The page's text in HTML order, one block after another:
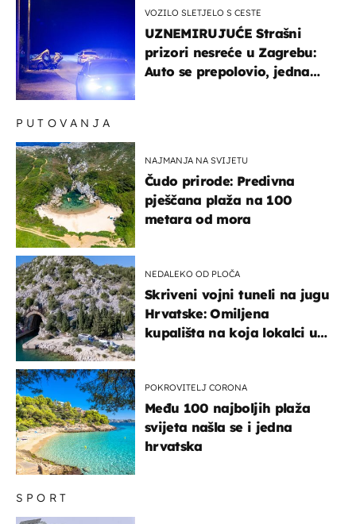
VOZILO SLETJELO S CESTE
UZNEMIRUJUĆE Strašni
prizori nesreće u Zagrebu:
Auto se prepolovio, jedna
SPORT
PUTOVANJA
NAJMANJA NA SVIJETU
Čudo prirode: Predivna
pješčana plaža na 100
metara od mora
NEDALEKO OD PLOČA
Skriveni vojni tuneli na jugu
Hrvatske: Omiljena
kupališta na koja lokalci u
POKROVITELJ CORONA
Među 100 najboljih plaža
svijeta našla se i jedna
hrvatska